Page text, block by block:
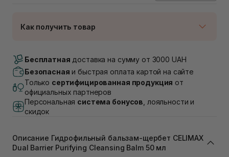
Как получить товар
Нет в наличии!
Самовывоз г. Луцк, Винниченка 4
Самовывоз г. Львов, ул. Академика Подстригача,
1В (Duck's Lake)
Нет в наличии!
Самовывоз Львов (Ивана Франко 36)
Самовывоз г. Львов ул. Степана Бандеры 43
Нет в наличии!
Бесплатная доставка на сумму от 3000 UAH
Безопасная и быстрая оплата картой на сайте
Только сертифицированная продукция от
официальных партнеров
Персональная система бонусов , лояльности и
скидок
Описание Гидрофильный бальзам-щербет CELIMAX
Dual Barrier Purifying Cleansing Balm 50 мл